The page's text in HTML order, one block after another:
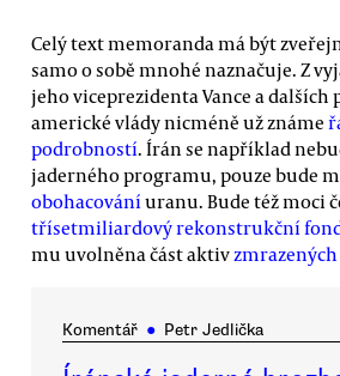
Celý text memoranda má být
samo o sobě mnohé naznačuje. Z
jeho viceprezidenta Vance a
americké vlády nicméně už známe
podrobností. Írán se například
jaderného programu, pouze bude
obohacování uranu. Bude též moci
třísetmiliardový rekonstrukční
mu uvolněna část aktiv
Komentář ● Petr Jedlička